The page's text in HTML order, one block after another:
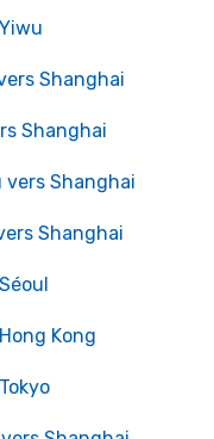
Shanghai
Shanghai
vers Shanghai
Shanghai
Kong